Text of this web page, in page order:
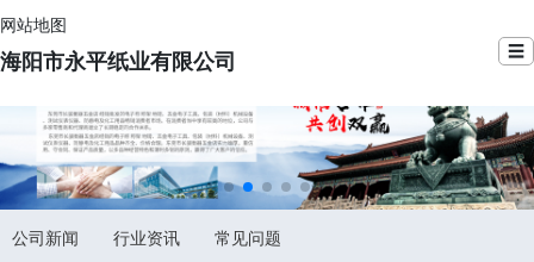
网站地图
海阳市永平纸业有限公司 ☰
公司新闻 行业资讯 常见问题